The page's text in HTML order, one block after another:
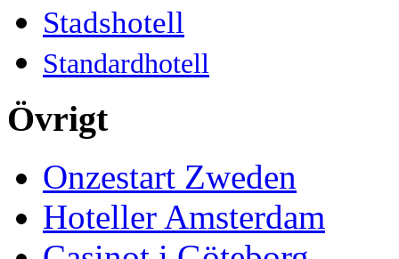
Stadshotell
Standardhotell
Övrigt
Onzestart Zweden
Hoteller Amsterdam